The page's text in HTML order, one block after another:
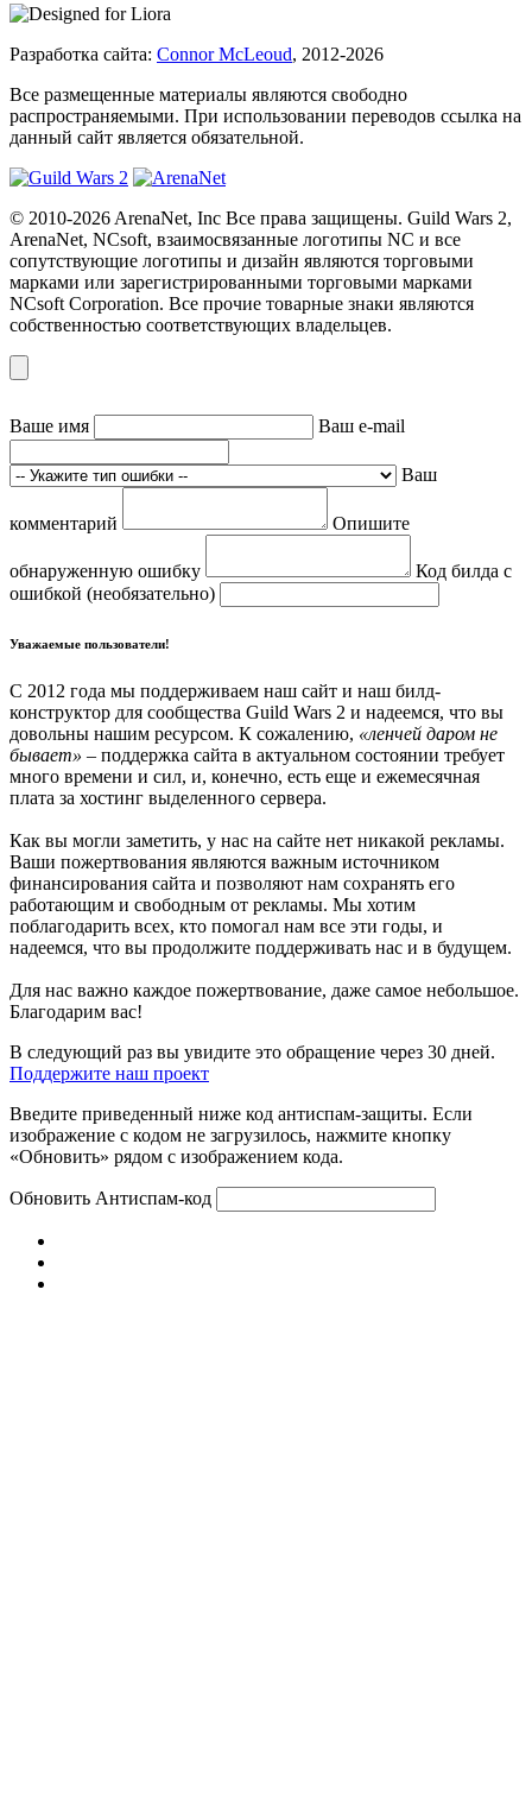
Разработка сайта: Connor McLeoud, 2012-2026
Все размещенные материалы являются свободно
распространяемыми. При использовании переводов ссылка на
данный сайт является обязательной.
© 2010-2026 ArenaNet, Inc Все права защищены. Guild Wars 2,
ArenaNet, NCsoft, взаимосвязанные логотипы NC и все
сопутствующие логотипы и дизайн являются торговыми
марками или зарегистрированными торговыми марками
NCsoft Corporation. Все прочие товарные знаки являются
собственностью соответствующих владельцев.
Ваше имя Ваш e-mail
Ваш
комментарий Опишите
обнаруженную ошибку
Код билда с
ошибкой (необязательно)
Уважаемые пользователи!
С 2012 года мы поддерживаем наш сайт и наш билд-
конструктор для сообщества Guild Wars 2 и надеемся, что вы
довольны нашим ресурсом. К сожалению, «ленчей даром не
бывает» – поддержка сайта в актуальном состоянии требует
много времени и сил, и, конечно, есть еще и ежемесячная
плата за хостинг выделенного сервера.
Как вы могли заметить, у нас на сайте нет никакой рекламы.
Ваши пожертвования являются важным источником
финансирования сайта и позволяют нам сохранять его
работающим и свободным от рекламы. Мы хотим
поблагодарить всех, кто помогал нам все эти годы, и
надеемся, что вы продолжите поддерживать нас и в будущем.
Для нас важно каждое пожертвование, даже самое небольшое.
Благодарим вас!
В следующий раз вы увидите это обращение через 30 дней.
Поддержите наш проект
Введите приведенный ниже код антиспам-защиты. Если
изображение с кодом не загрузилось, нажмите кнопку
«Обновить» рядом с изображением кода.
Обновить Антиспам-код